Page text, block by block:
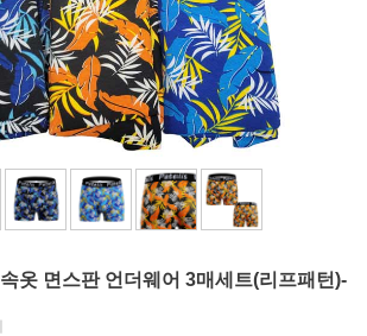
옷 면스판 언더웨어 3매세트(리프패턴)-